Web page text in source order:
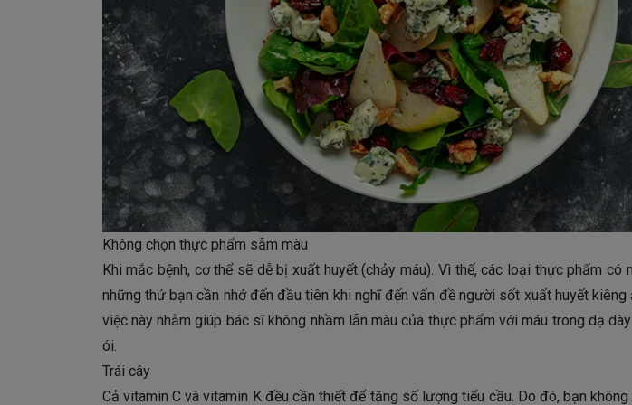
Không chọn thực phẩm sẫm màu
Khi mắc bệnh, cơ thể sẽ dễ bị xuất huyết (chảy máu). Vì thế, các loại thực phẩm có
những thứ bạn cần nhớ đến đầu tiên khi nghĩ đến vấn đề người sốt xuất huyết
việc này nhằm giúp bác sĩ không nhầm lẫn màu của thực phẩm với máu trong dạ
ói.
Trái cây
Cả vitamin C và vitamin K đều cần thiết để tăng số lượng tiểu cầu. Do đó, bạn